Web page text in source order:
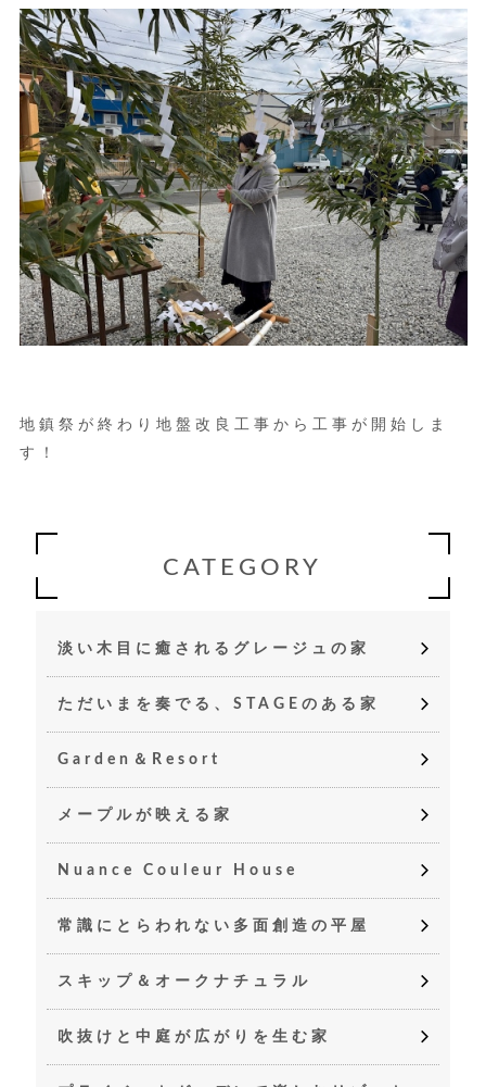
地鎮祭が終わり地盤改良工事から工事が開始しま
す！
CATEGORY
淡い木目に癒されるグレージュの家
ただいまを奏でる、STAGEのある家
Garden＆Resort
メープルが映える家
Nuance Couleur House
常識にとらわれない多面創造の平屋
スキップ＆オークナチュラル
吹抜けと中庭が広がりを生む家